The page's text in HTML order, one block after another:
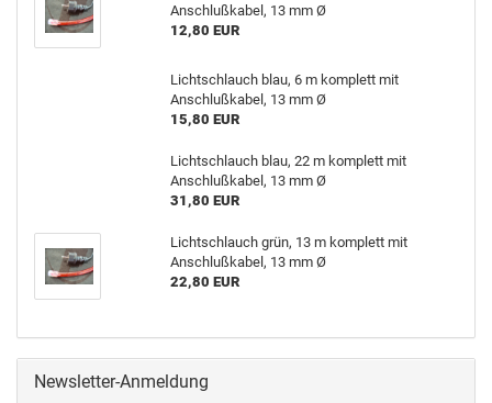
Anschlußkabel, 13 mm Ø
12,80 EUR
Lichtschlauch blau, 6 m komplett mit
Anschlußkabel, 13 mm Ø
15,80 EUR
Lichtschlauch blau, 22 m komplett mit
Anschlußkabel, 13 mm Ø
31,80 EUR
Lichtschlauch grün, 13 m komplett mit
Anschlußkabel, 13 mm Ø
22,80 EUR
Newsletter-Anmeldung